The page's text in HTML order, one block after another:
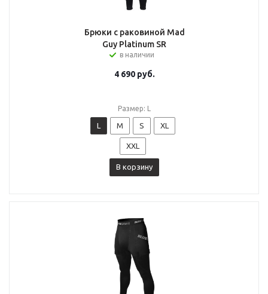
Брюки с раковиной Mad
Guy Platinum SR
в наличии
4 690руб.
Размер: L
L M S XL
XXL
В корзину